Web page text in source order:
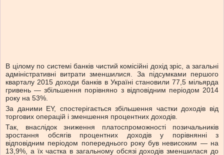
В цілому по системі банків чистий комісійні дохід зріс, а загальні
адміністративні витрати зменшилися. За підсумками першого
кварталу 2015 доходи банків в Україні становили 77,5 мільярда
гривень — збільшення порівняно з відповідним періодом 2014
року на 53%.
За даними EY, спостерігається збільшення частки доходів від
торгових операцій і зменшення процентних доходів.
Так, внаслідок зниження платоспроможності позичальників
зростання обсягів процентних доходів у порівнянні з
відповідним періодом попереднього року був невисоким — на
13,9%, а їх частка в загальному обсязі доходів зменшилася до